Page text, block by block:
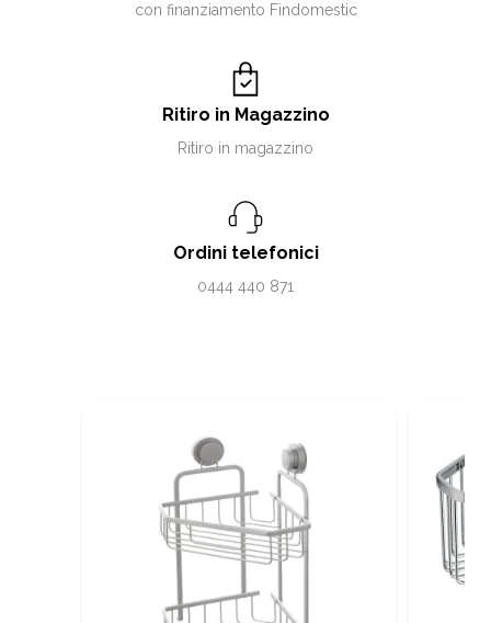
con finanziamento Findomestic
Ritiro in Magazzino
Ritiro in magazzino
Ordini telefonici
0444 440 871